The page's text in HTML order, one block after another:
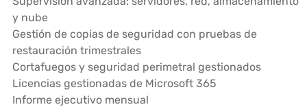
y nube
Gestión de copias de seguridad con pruebas de
restauración trimestrales
Cortafuegos y seguridad perimetral gestionados
Licencias gestionadas de Microsoft 365
Informe ejecutivo mensual